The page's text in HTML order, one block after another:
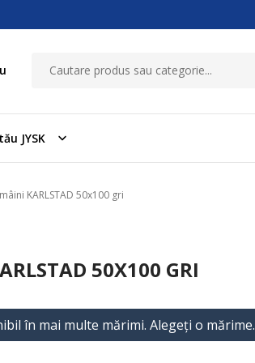
JYSK
KARLSTAD 50x100 gri
50X100 GRI
în mai multe mărimi. Alegeţi o mărime.